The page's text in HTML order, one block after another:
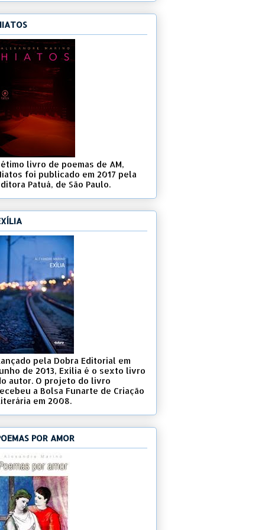
livro de poemas de AM,
foi publicado em 2017 pela
Patuá, de São Paulo.
pela Dobra Editorial em
de 2013, Exília é o sexto livro
autor. O projeto do livro
a Bolsa Funarte de Criação
em 2008.
POR AMOR